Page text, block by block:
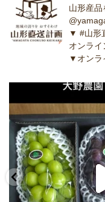
山形産
▼ #山形
オンラ
▼オンラ